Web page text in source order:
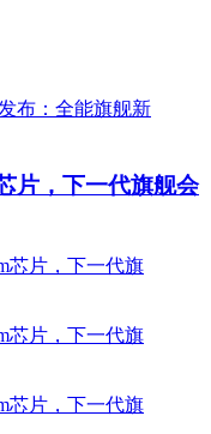
片，下一代旗舰会